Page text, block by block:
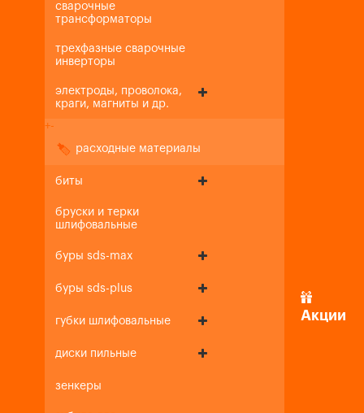
сварочные
трансформаторы
трехфазные сварочные
инверторы
электроды, проволока,
краги, магниты и др.
+-
расходные материалы
биты
бруски и терки
шлифовальные
буры sds-max
буры sds-plus
губки шлифовальные
диски пильные
зенкеры
Акции